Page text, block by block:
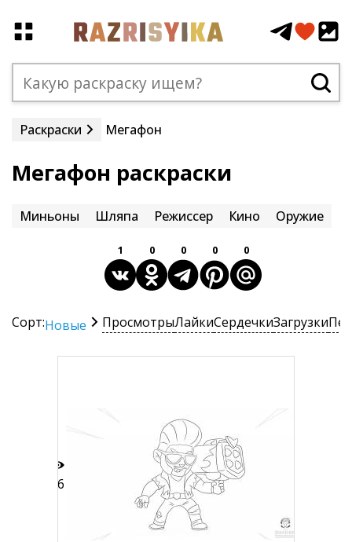
Раскраски Мегафон
Мегафон раскраски
Миньоны Шляпа Режиссер Кино Оружие
1 0 0 0 0
Сорт:Новые ПросмотрыЛайкиСердечкиЗагрузки
26